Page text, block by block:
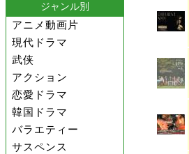
ジャンル別
アニメ動画片
現代ドラマ
武侠
アクション
恋愛ドラマ
韓国ドラマ
バラエティー
サスペンス